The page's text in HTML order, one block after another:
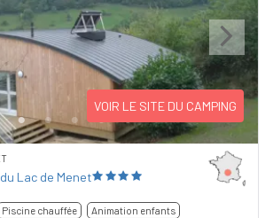
Next
VOIR LE SITE DU CAMPING
Lac de Menet
Piscine chauffée Animation enfants